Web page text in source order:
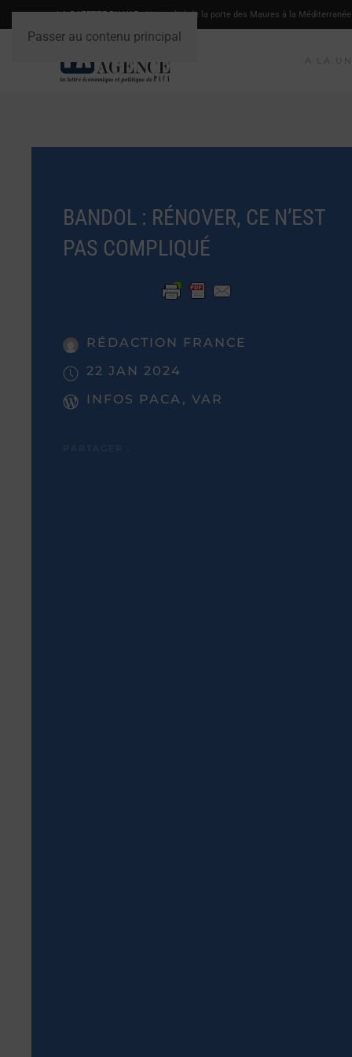
Passer au contenu principal
LA GAZETTE DU VAR- L'actualité de la porte des Maures à la Méditerranée
BANDOL : RÉNOVER, CE N’EST
PAS COMPLIQUÉ
RÉDACTION FRANCE
22 JAN 2024
INFOS PACA, VAR